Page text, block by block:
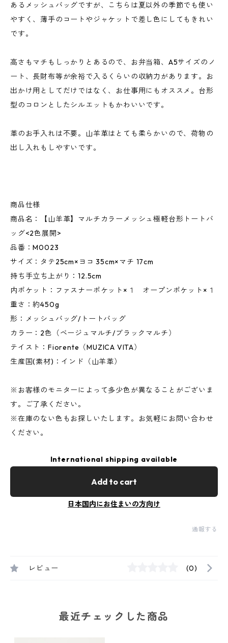
あるメッシュバッグですが、こちらは夏以外の季節でも使い
やすく、薄手のコートやジャケットで差し色にしてもきれい
です。
高さもマチもしっかりとあるので、お弁当箱、A5サイズのノ
ート、長財布等が余裕で入るくらいの収納力があります。お
出かけ用としてだけではなく、お仕事用にもオススメ。台形
型のコロンとしたシルエットもかわいいです。
革のお手入れは不要。山羊革はとても柔らかいので、荷物の
出し入れもしやすいです。
商品仕様
商品名：【山羊革】マルチカラーメッシュ極軽台形トートバ
ッグ<2色展開>
品番：M0023
サイズ：タテ25cm×ヨコ 35cm×マチ 17cm
持ち手立ち上がり：12.5cm
内ポケット：ファスナーポケット×１ オープンポケット×１
重さ：約450g
形：メッシュバッグ/トートバッグ
カラー：2色（ベージュマルチ/ブラックマルチ）
テイスト：Fiorente（MUZICA VITA）
生産国(素材)：インド（山羊革）
※お客様のモニターによって多少色が異なることがございま
す。ご了承ください。
※在庫のない色もお探しいたします。お気軽にお問い合わせ
ください。
International shipping available
Add to cart
日本国内にお住まいの方向け
通報する
レビュー (0)
最近チェックした商品